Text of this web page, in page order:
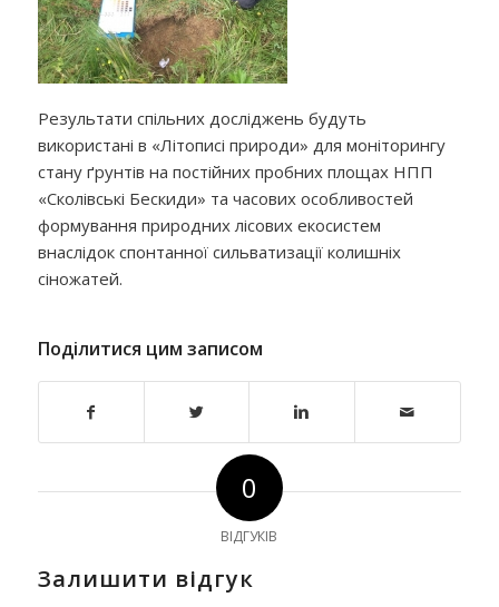
Результати спільних досліджень будуть
використані в «Літописі природи» для моніторингу
стану ґрунтів на постійних пробних площах НПП
«Сколівські Бескиди» та часових особливостей
формування природних лісових екосистем
внаслідок спонтанної сильватизації колишніх
сіножатей.
Поділитися цим записом
0
ВІДГУКІВ
Залишити відгук